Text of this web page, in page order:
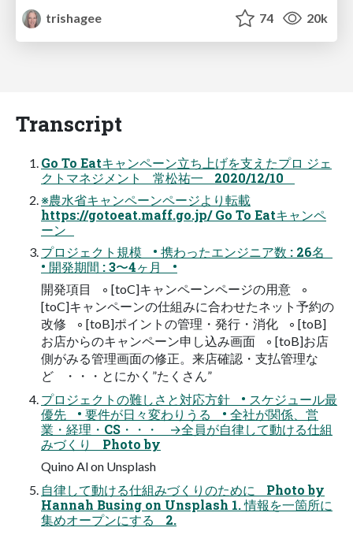
trishagee
74 20k
Transcript
Go To Eatキャンペーン立ち上げを支えたプロ ジェ
クトマネジメント 常松祐一 2020/12/10
※農水省キャンペーンページより転載
https://gotoeat.maff.go.jp/ Go To Eatキャンペ
ーン
プロジェクト規模 • 携わったエンジニア数 : 26名
• 開発期間 : 3〜4ヶ月 •
開発項目 ◦ [toC]キャンペーンページの用意 ◦
[toC]キャンペーンの仕組みに合わせたネット予約の
改修 ◦ [toB]ポイントの管理・発行・消化 ◦ [toB]
お店からのキャンペーン申し込み画面 ◦ [toB]お店
側がみる管理画面の修正。来店確認・支払管理な
ど ・・・とにかく”たくさん”
プロジェクトの難しさと対応方針 • スケジュール最
優先 • 要件が日々変わりうる • 全社が関係、営
業・経理・CS・・・ →全員が自律して動ける仕組
みづくり Photo by
Quino Al on Unsplash
自律して動ける仕組みづくりのために Photo by
Hannah Busing on Unsplash 1. 情報を一箇所に
集めオープンにする 2.